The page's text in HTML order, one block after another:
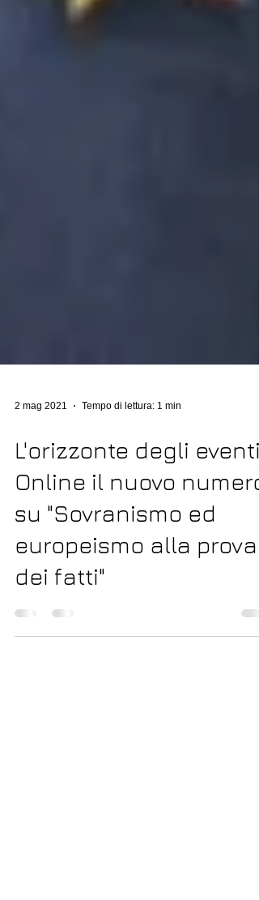
L'orizzonte degli eventi-
Online il nuovo numero
su "Sovranismo ed
europeismo alla prova
dei fatti"